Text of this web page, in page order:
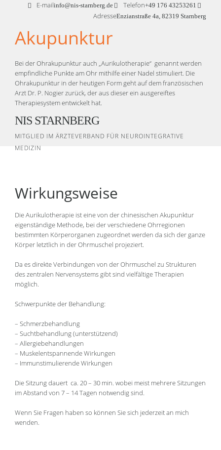
E-mailinfo@nis-starnberg.de Telefon+49 176 43253261
AdresseEnzianstraße 4a, 82319 Starnberg
NIS STARNBERG
Akupunktur
Bei der Ohrakupunktur auch „Aurikulotherapie“ genannt werden
empfindliche Punkte am Ohr mithilfe einer Nadel stimuliert. Die
Ohrakupunktur in der heutigen Form geht auf dem französischen
Arzt Dr. P. Nogier zurück, der aus dieser ein ausgereiftes
Therapiesystem entwickelt hat.
Wirkungsweise
Die Aurikulotherapie ist eine von der chinesischen Akupunktur
eigenständige Methode, bei der verschiedene Ohrregionen
bestimmten Körperorganen zugeordnet werden da sich der ganze
Körper letztlich in der Ohrmuschel projeziert.
Da es direkte Verbindungen von der Ohrmuschel zu Strukturen
des zentralen Nervensystems gibt sind vielfältige Therapien
möglich.
Schwerpunkte der Behandlung:
– Schmerzbehandlung
– Suchtbehandlung (unterstützend)
– Allergiebehandlungen
– Muskelentspannende Wirkungen
– Immunstimulierende Wirkungen
Die Sitzung dauert ca. 20 – 30 min. wobei meist mehrere Sitzungen
im Abstand von 7 – 14 Tagen notwendig sind.
Wenn Sie Fragen haben so können Sie sich jederzeit an mich
wenden.